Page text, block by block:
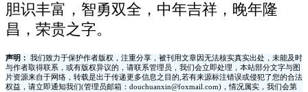
胆识丰富，智勇双全，中年吉祥，晚年隆
昌，荣贵之字。
声明：
我们致力于保护作者版权，注重分享，被刊用文章因无法核实真实出处，未能及时
与作者取得联系，或有版权异议的，请联系管理员，我们会立即处理，本站部分文字与图
片资源来自于网络，转载是出于传递更多信息之目的,若有来源标注错误或侵犯了您的合法
权益，请立即通知我们(管理员邮箱：douchuanxin@foxmail.com)，情况属实，我们会第